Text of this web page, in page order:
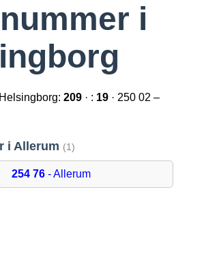
i
209· : 19· 250 02 –
i Allerum (1)
254 76- Allerum